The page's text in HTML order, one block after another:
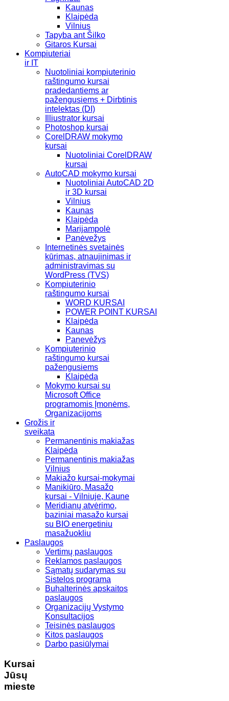
Kaunas
Klaipėda
Vilnius
Tapyba ant Šilko
Gitaros Kursai
Kompiuteriai
ir IT
Nuotoliniai kompiuterinio
raštingumo kursai
pradedantiems ar
pažengusiems + Dirbtinis
intelektas (DI)
Illiustrator kursai
Photoshop kursai
CorelDRAW mokymo
kursai
Nuotoliniai CorelDRAW
kursai
AutoCAD mokymo kursai
Nuotoliniai AutoCAD 2D
ir 3D kursai
Vilnius
Kaunas
Klaipėda
Marijampolė
Panėvežys
Internetinės svetainės
kūrimas, atnaujinimas ir
administravimas su
WordPress (TVS)
Kompiuterinio
raštingumo kursai
WORD KURSAI
POWER POINT KURSAI
Klaipėda
Kaunas
Panevėžys
Kompiuterinio
raštingumo kursai
pažengusiems
Klaipėda
Mokymo kursai su
Microsoft Office
programomis Įmonėms,
Organizacijoms
Grožis ir
sveikata
Permanentinis makiažas
Klaipėda
Permanentinis makiažas
Vilnius
Makiažo kursai-mokymai
Manikiūro, Masažo
kursai - Vilniuje, Kaune
Meridianų atvėrimo,
baziniai masažo kursai
su BIO energetiniu
masažuokliu
Paslaugos
Vertimų paslaugos
Reklamos paslaugos
Sąmatų sudarymas su
Sistelos programa
Buhalterinės apskaitos
paslaugos
Organizacijų Vystymo
Konsultacijos
Teisinės paslaugos
Kitos paslaugos
Darbo pasiūlymai
Kursai
Jūsų
mieste